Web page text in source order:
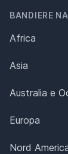
BANDIERE
Africa
Asia
Australia e
Europa
Nord